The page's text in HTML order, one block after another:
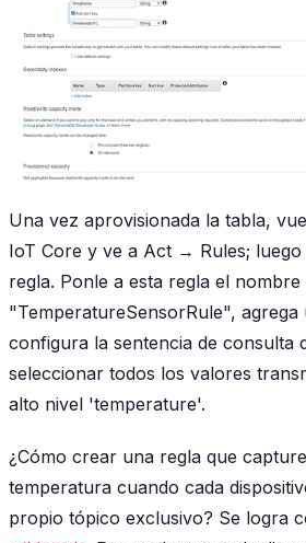
Una vez aprovisionada la tabla,
IoT Core y ve a Act → Rules;
regla. Ponle a esta regla el nombre
"TemperatureSensorRule",
configura la sentencia de consulta
seleccionar todos los valores
alto nivel 'temperature'.
¿Cómo crear una regla que
temperatura cuando cada
propio tópico exclusivo? Se logra